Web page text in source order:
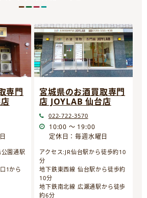
専門
園通駅
1から
宮城県のお酒買取専門
店 JOYLAB 仙台店
022-722-3570
10:00 ～ 19:00
定休日：毎週水曜日
アクセス:JR仙台駅から徒歩約10
分
地下鉄東西線 仙台駅から徒歩約
10分
地下鉄南北線 広瀬通駅から徒歩
約6分